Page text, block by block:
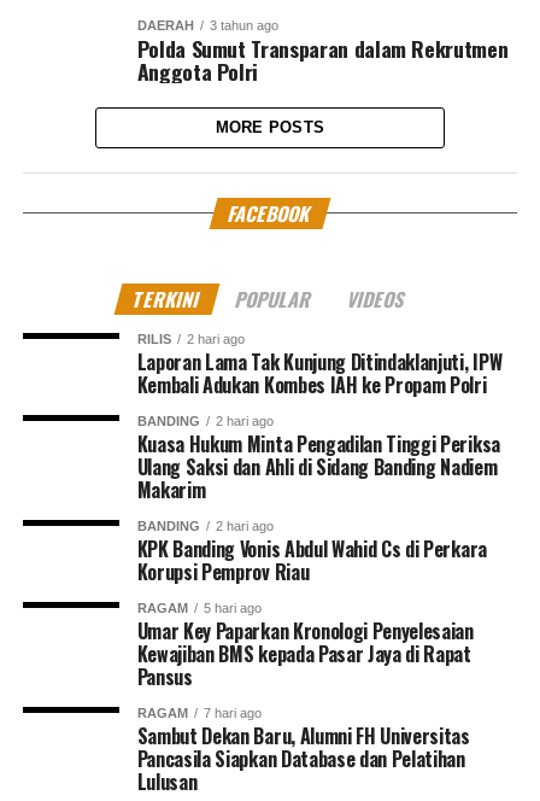
DAERAH 3 tahun ago
Polda Sumut Transparan dalam Rekrutmen
Anggota Polri
MORE POSTS
FACEBOOK
TERKINI POPULAR VIDEOS
RILIS 2 hari ago
Laporan Lama Tak Kunjung Ditindaklanjuti, IPW
Kembali Adukan Kombes IAH ke Propam Polri
BANDING 2 hari ago
Kuasa Hukum Minta Pengadilan Tinggi Periksa
Ulang Saksi dan Ahli di Sidang Banding Nadiem
Makarim
BANDING 2 hari ago
KPK Banding Vonis Abdul Wahid Cs di Perkara
Korupsi Pemprov Riau
RAGAM 5 hari ago
Umar Key Paparkan Kronologi Penyelesaian
Kewajiban BMS kepada Pasar Jaya di Rapat
Pansus
RAGAM 7 hari ago
Sambut Dekan Baru, Alumni FH Universitas
Pancasila Siapkan Database dan Pelatihan
Lulusan